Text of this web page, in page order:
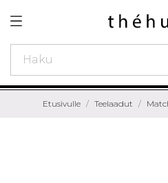
Etusivulle Teelaadut